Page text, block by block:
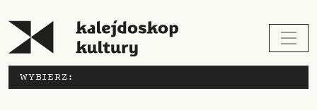
WYBIERZ: